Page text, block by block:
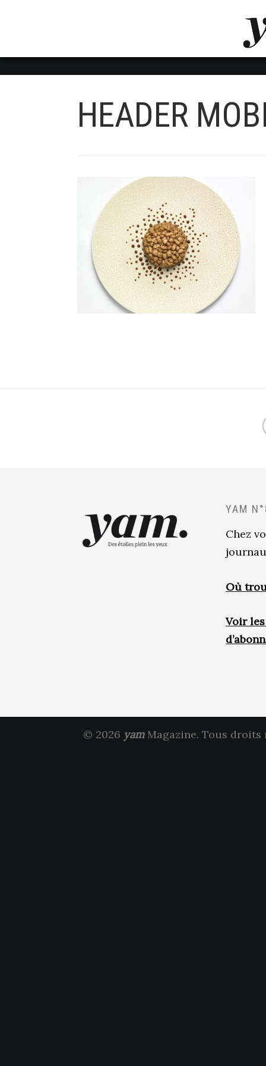
HEADER
YAM
Chez
Où
Voir
© 2026 yamMagazine. Tous droits